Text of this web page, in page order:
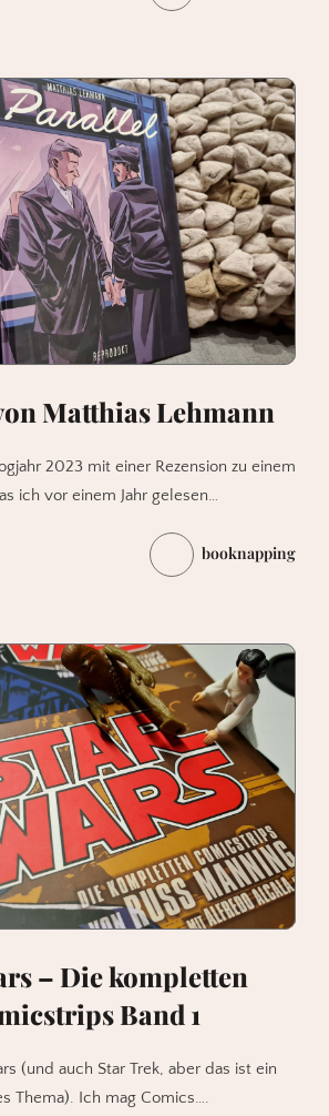
Matthias Lehmann
2023 mit einer Rezension zu einem
ich vor einem Jahr gelesen…
booknapping
– Die kompletten
Band 1
(und auch Star Trek, aber das ist ein
Thema). Ich mag Comics….